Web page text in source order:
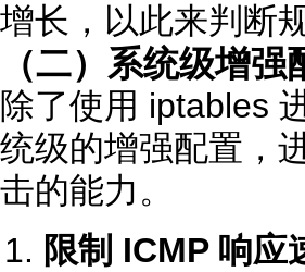
增长，以此来判断
（二）系统级增强
除了使用 iptables
统级的增强配置，
击的能力。
限制 ICMP 响应